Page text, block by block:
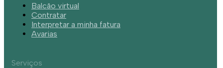
Balcão virtual
Contratar
Interpretar a minha fatura
Avarias
Serviços